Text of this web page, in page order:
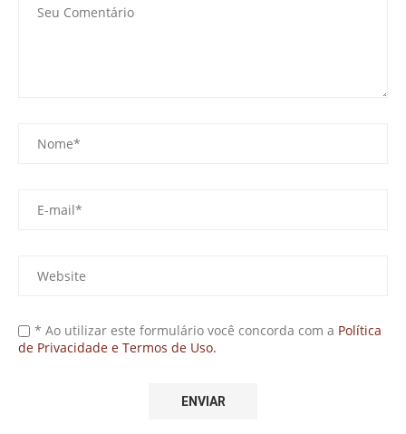
* Ao utilizar este formulário você concorda com a Política
de Privacidade e Termos de Uso.